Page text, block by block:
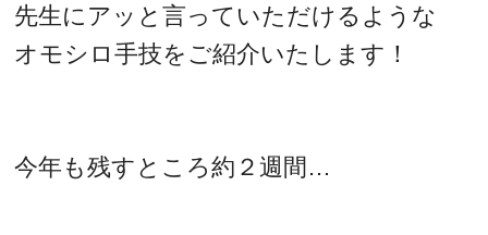
先生にアッと言っていただけるような
オモシロ手技をご紹介いたします！
今年も残すところ約２週間…